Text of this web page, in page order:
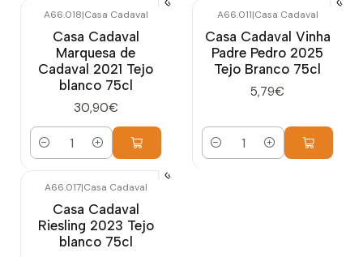
A66.018|Casa Cadaval
Casa Cadaval
Marquesa de
Cadaval 2021 Tejo
blanco 75cl
30,90€
Cantidad
A66.011|Casa Cadaval
Casa Cadaval Vinha
Padre Pedro 2025
Tejo Branco 75cl
5,79€
Cantidad
A66.017|Casa Cadaval
Casa Cadaval
Riesling 2023 Tejo
blanco 75cl